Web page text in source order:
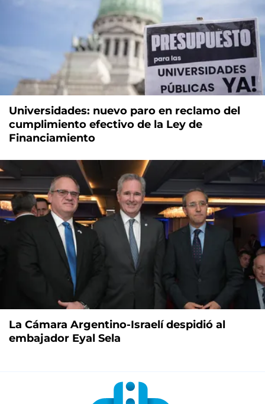
Universidades: nuevo paro en reclamo del
cumplimiento efectivo de la Ley de
Financiamiento
La Cámara Argentino-Israelí despidió al
embajador Eyal Sela